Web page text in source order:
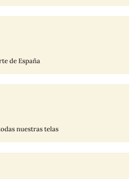
de España
nuestras telas